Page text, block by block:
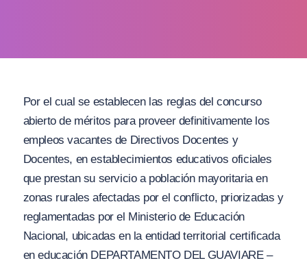
Por el cual se establecen las reglas del concurso
abierto de méritos para proveer definitivamente los
empleos vacantes de Directivos Docentes y
Docentes, en establecimientos educativos oficiales
que prestan su servicio a población mayoritaria en
zonas rurales afectadas por el conflicto, priorizadas y
reglamentadas por el Ministerio de Educación
Nacional, ubicadas en la entidad territorial certificada
en educación DEPARTAMENTO DEL GUAVIARE –